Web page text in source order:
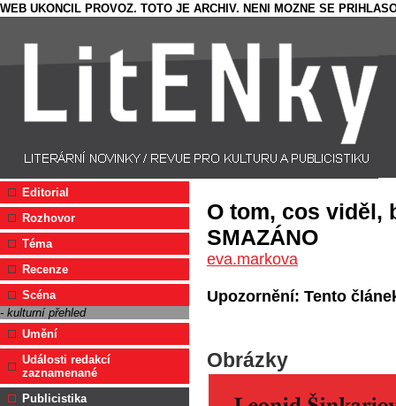
WEB UKONCIL PROVOZ. TOTO JE ARCHIV. NENI MOZNE SE
Editorial
Rozhovor
Téma
Recenze
Scéna
- kulturní přehled
Umění
Události redakcí
zaznamenané
Publicistika
O tom, cos viděl,
SMAZÁNO
eva.markova
Upozornění: Tento
Obrázky